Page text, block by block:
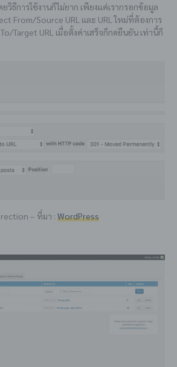
ยวิธีการใช้งานก็ไม่ยาก เพียงแค่เรากรอกข้อมูล
From/Source URL และ URL ใหม่ที่ต้องการ
Target URL เมื่อตั้งค่าเสร็จก็กดยืนยัน เท่านี้ก็
– ที่มา : WordPress